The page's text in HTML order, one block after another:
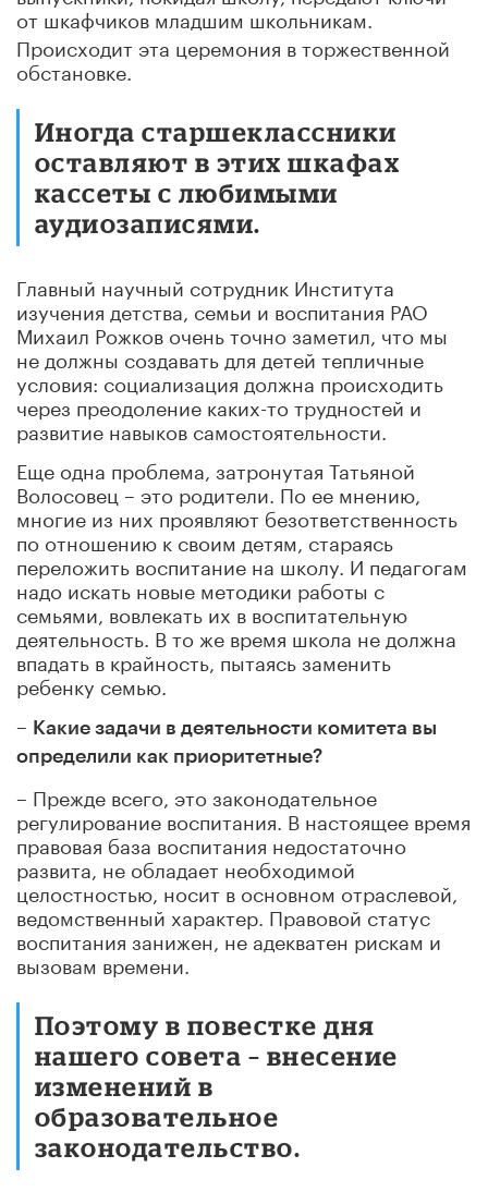
от шкафчиков младшим школьникам.
Происходит эта церемония в торжественной
обстановке.
Иногда старшеклассники
оставляют в этих шкафах
кассеты с любимыми
аудиозаписями.
Главный научный сотрудник Института
изучения детства, семьи и воспитания РАО
Михаил Рожков очень точно заметил, что мы
не должны создавать для детей тепличные
условия: социализация должна происходить
через преодоление каких-то трудностей и
развитие навыков самостоятельности.
Еще одна проблема, затронутая Татьяной
Волосовец – это родители. По ее мнению,
многие из них проявляют безответственность
по отношению к своим детям, стараясь
переложить воспитание на школу. И педагогам
надо искать новые методики работы с
семьями, вовлекать их в воспитательную
деятельность. В то же время школа не должна
впадать в крайность, пытаясь заменить
ребенку семью.
– Какие задачи в деятельности комитета вы
определили как приоритетные?
– Прежде всего, это законодательное
регулирование воспитания. В настоящее время
правовая база воспитания недостаточно
развита, не обладает необходимой
целостностью, носит в основном отраслевой,
ведомственный характер. Правовой статус
воспитания занижен, не адекватен рискам и
вызовам времени.
Поэтому в повестке дня
нашего совета – внесение
изменений в
образовательное
законодательство.